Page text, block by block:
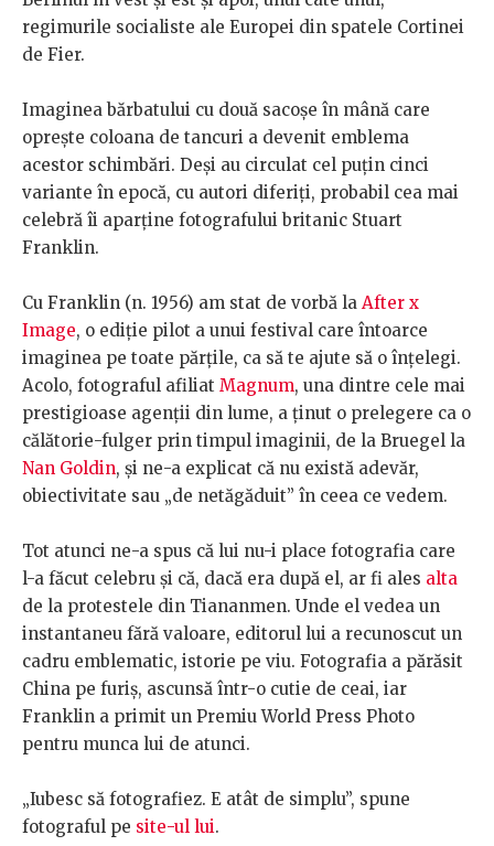
regimurile socialiste ale Europei din spatele Cortinei
de Fier.
Imaginea bărbatului cu două sacoșe în mână care
oprește coloana de tancuri a devenit emblema
acestor schimbări. Deși au circulat cel puțin cinci
variante în epocă, cu autori diferiți, probabil cea mai
celebră îi aparține fotografului britanic Stuart
Franklin.
Cu Franklin (n. 1956) am stat de vorbă la After x
Image, o ediție pilot a unui festival care întoarce
imaginea pe toate părțile, ca să te ajute să o înțelegi.
Acolo, fotograful afiliat Magnum, una dintre cele mai
prestigioase agenții din lume, a ținut o prelegere ca o
călătorie-fulger prin timpul imaginii, de la Bruegel la
Nan Goldin, și ne-a explicat că nu există adevăr,
obiectivitate sau „de netăgăduit” în ceea ce vedem.
Tot atunci ne-a spus că lui nu-i place fotografia care
l-a făcut celebru și că, dacă era după el, ar fi ales alta
de la protestele din Tiananmen. Unde el vedea un
instantaneu fără valoare, editorul lui a recunoscut un
cadru emblematic, istorie pe viu. Fotografia a părăsit
China pe furiș, ascunsă într-o cutie de ceai, iar
Franklin a primit un Premiu World Press Photo
pentru munca lui de atunci.
„Iubesc să fotografiez. E atât de simplu”, spune
fotograful pe site-ul lui.